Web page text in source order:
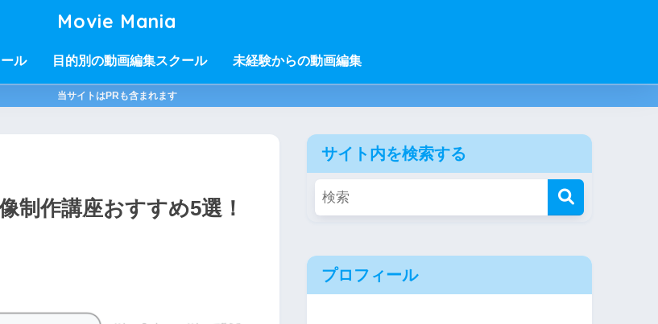
Movie Mania
ル 目的別の動画編集スクール 未経験からの動画編集
当サイトはPRも含まれます
制作講座おすすめ5選！
サイト内を検索する
プロフィール